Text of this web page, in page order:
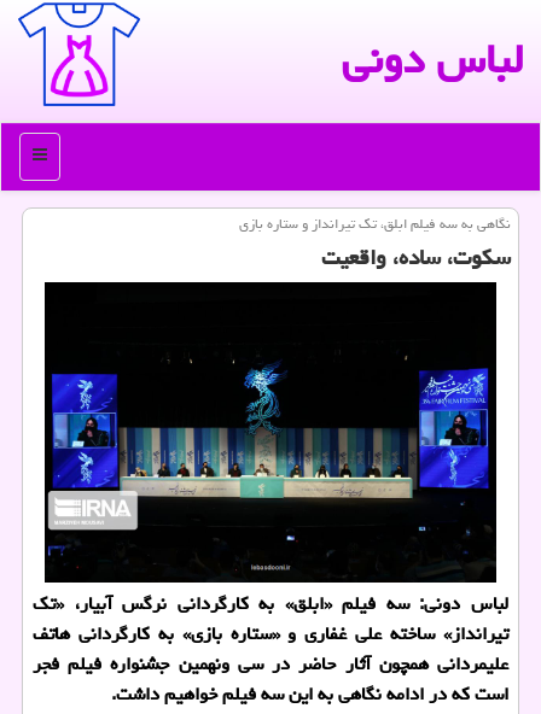
لباس دونی
منو
نگاهی به سه فیلم ابلق، تك تیرانداز و ستاره بازی
سكوت، ساده، واقعیت
لباس دونی: سه فیلم «ابلق» به کارگردانی نرگس آبیار، «تک
تیرانداز» ساخته علی غفاری و «ستاره بازی» به کارگردانی هاتف
علیمردانی همچون آثار حاضر در سی ونهمین جشنواره فیلم فجر
است که در ادامه نگاهی به این سه فیلم خواهیم داشت.